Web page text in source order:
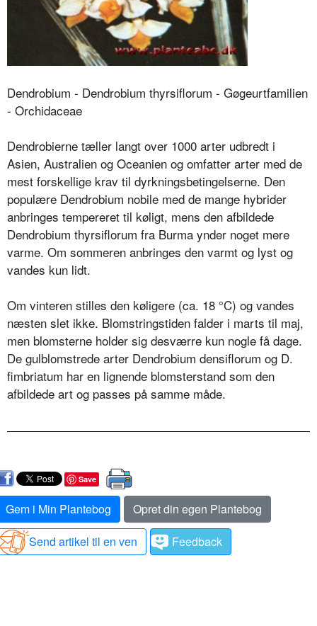
Dendrobium - Dendrobium thyrsiflorum - Gøgeurtfamilien
- Orchidaceae
Dendrobierne tæller langt over 1000 arter udbredt i
Asien, Australien og Oceanien og omfatter arter med de
mest forskellige krav til dyrkningsbetingelserne. Den
populære Dendrobium nobile med de mange hybrider
anbringes tempereret til køligt, mens den afbildede
Dendrobium thyrsiflorum fra Burma ynder noget mere
varme. Om sommeren anbringes den varmt og lyst og
vandes kun lidt.
Om vinteren stilles den køligere (ca. 18 °C) og vandes
næsten slet ikke. Blomstringstiden falder i marts til maj,
men blomsterne holder sig desværre kun nogle få dage.
De gulblomstrede arter Dendrobium densiflorum og D.
fimbriatum har en lignende blomsterstand som den
afbildede art og passes på samme måde.
Save
Gem i Min Plantebog
Opret din egen Plantebog
Send artikel til en ven
Feedback